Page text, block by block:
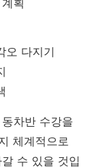
획
오 다지기
차반 수강을
체계적으로
수 있을 것입